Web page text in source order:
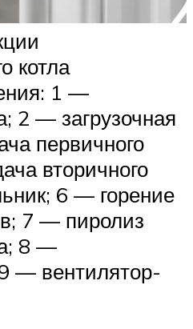
котла
1 —
2 — загрузочная
первичного
вторичного
6 — горение
7 — пиролиз
8 —
— вентилятор-